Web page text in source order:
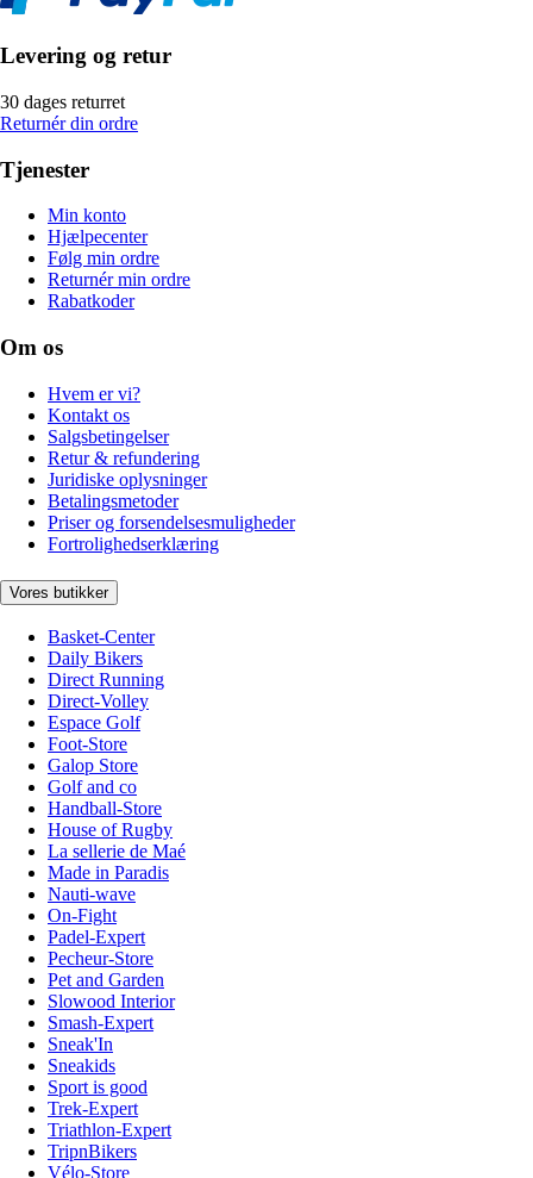
Levering og retur
30 dages returret
Returnér din ordre
Tjenester
Min konto
Hjælpecenter
Følg min ordre
Returnér min ordre
Rabatkoder
Om os
Hvem er vi?
Kontakt os
Salgsbetingelser
Retur & refundering
Juridiske oplysninger
Betalingsmetoder
Priser og forsendelsesmuligheder
Fortrolighedserklæring
Vores butikker
Basket-Center
Daily Bikers
Direct Running
Direct-Volley
Espace Golf
Foot-Store
Galop Store
Golf and co
Handball-Store
House of Rugby
La sellerie de Maé
Made in Paradis
Nauti-wave
On-Fight
Padel-Expert
Pecheur-Store
Pet and Garden
Slowood Interior
Smash-Expert
Sneak'In
Sneakids
Sport is good
Trek-Expert
Triathlon-Expert
TripnBikers
Vélo-Store